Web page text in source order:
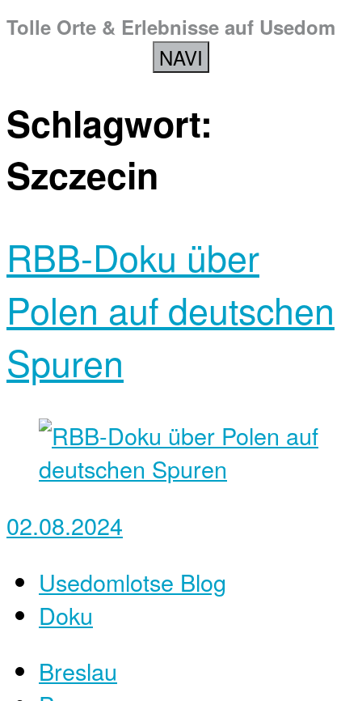
Tolle Orte & Erlebnisse auf Usedom
NAVI
Schlagwort:
Szczecin
RBB-Doku über
Polen auf deutschen
Spuren
02.08.2024
Usedomlotse Blog
Doku
Breslau